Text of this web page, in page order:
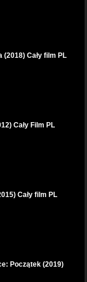
(2018) Cały film PL
Cały Film PL
Cały film PL
Początek (2019)